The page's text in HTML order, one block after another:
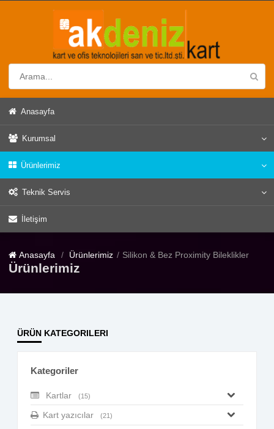
Anasayfa
Kurumsal
Ürünlerimiz
Teknik Servis
İletişim
Anasayfa Ürünlerimiz Silikon & Bez Proximity Bileklikler
Ürünlerimiz
ÜRÜN KATEGORILERI
Kategoriler
Kartlar (15)
Kart yazıcılar (21)